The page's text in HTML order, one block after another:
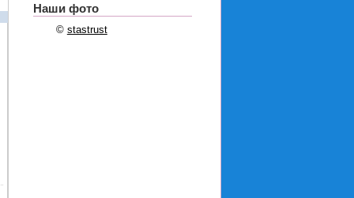
Наши фото
© stastrust